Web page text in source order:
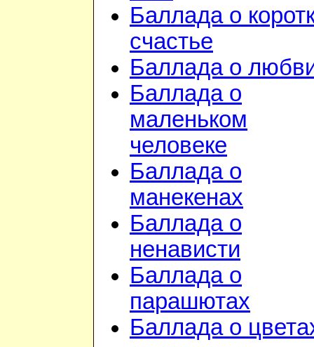
Баллада о
счастье
Баллада о
Баллада о
маленьком
человеке
Баллада о
манекенах
Баллада о
ненависти
Баллада о
парашютах
Баллада о